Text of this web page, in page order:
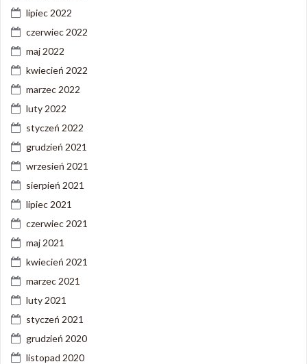
lipiec 2022
czerwiec 2022
maj 2022
kwiecień 2022
marzec 2022
luty 2022
styczeń 2022
grudzień 2021
wrzesień 2021
sierpień 2021
lipiec 2021
czerwiec 2021
maj 2021
kwiecień 2021
marzec 2021
luty 2021
styczeń 2021
grudzień 2020
listopad 2020